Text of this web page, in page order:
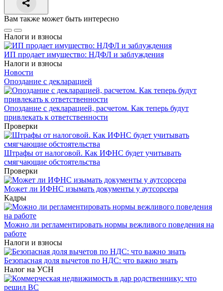
Вам также может быть интересно
Налоги и взносы
ИП продает имущество: НДФЛ и заблуждения
Налоги и взносы
Новости
Опоздание с декларацией
Опоздание с декларацией, расчетом. Как теперь будут
привлекать к ответственности
Проверки
Штрафы от налоговой. Как ИФНС будет учитывать
смягчающие обстоятельства
Проверки
Может ли ИФНС изымать документы у аутсорсера
Кадры
Можно ли регламентировать нормы вежливого поведения на
работе
Налоги и взносы
Безопасная доля вычетов по НДС: что важно знать
Налог на УСН